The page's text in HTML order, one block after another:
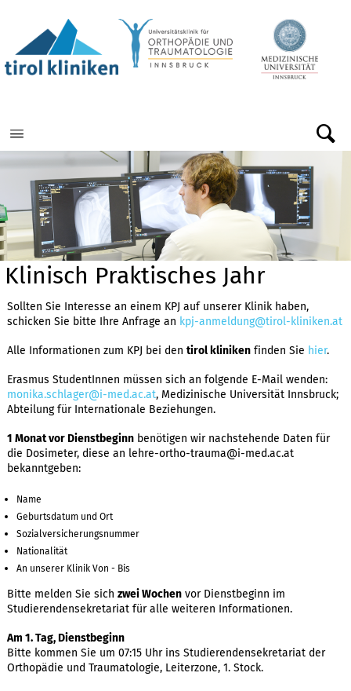
Klinisch Praktisches Jahr
Sollten Sie Interesse an einem KPJ auf unserer Klinik haben,
schicken Sie bitte Ihre Anfrage an kpj-anmeldung@tirol-kliniken.at
Alle Informationen zum KPJ bei den tirol kliniken finden Sie hier.
Erasmus StudentInnen müssen sich an folgende E-Mail wenden:
monika.schlager@i-med.ac.at, Medizinische Universität Innsbruck;
Abteilung für Internationale Beziehungen.
1 Monat vor Dienstbeginn benötigen wir nachstehende Daten für
die Dosimeter, diese an lehre-ortho-trauma@i-med.ac.at
bekanntgeben:
Name
Geburtsdatum und Ort
Sozialversicherungsnummer
Nationalität
An unserer Klinik Von - Bis
Bitte melden Sie sich zwei Wochen vor Dienstbeginn im
Studierendensekretariat für alle weiteren Informationen.
Am 1. Tag, Dienstbeginn
Bitte kommen Sie um 07:15 Uhr ins Studierendensekretariat der
Orthopädie und Traumatologie, Leiterzone, 1. Stock.